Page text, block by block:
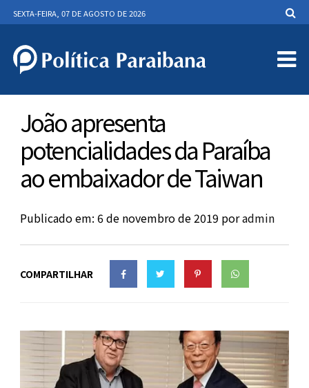
SEXTA-FEIRA, 07 DE AGOSTO DE 2026
João apresenta
potencialidades da Paraíba
ao embaixador de Taiwan
Publicado em: 6 de novembro de 2019 poradmin
COMPARTILHAR